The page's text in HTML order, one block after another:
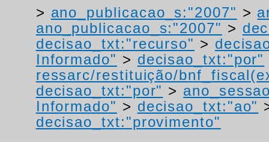
> ano_publicacao_s:"2007" >
ano_publicacao_s:"2007" >
decisao_txt:"recurso" >
Informado" > decisao_txt:"por"
ressarc/restituição/
decisao_txt:"por" >
Informado" > decisao_txt:"ao"
decisao_txt:"provimento"